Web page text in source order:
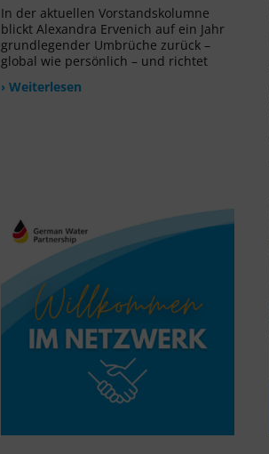
In der aktuellen Vorstandskolumne
blickt Alexandra Ervenich auf ein Jahr
grundlegender Umbrüche zurück –
global wie persönlich – und richtet
› Weiterlesen